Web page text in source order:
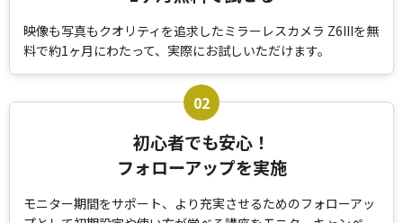
映像も写真もクオリティを追求したミラーレスカメラ Z6IIIを無
料で約1ヶ月にわたって、実際にお試しいただけます。
初心者でも安心！
フォローアップを実施
モニター期間をサポート、より充実させるためのフォローアッ